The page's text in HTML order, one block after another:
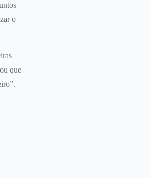
o
que